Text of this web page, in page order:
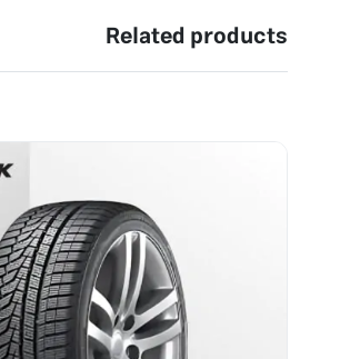
Related products